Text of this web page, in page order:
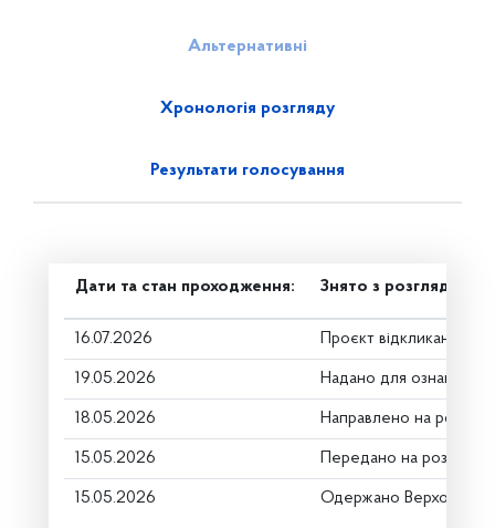
Альтернативні
Хронологія розгляду
Результати голосування
Дати та стан проходження: Знято з розгляду
16.07.2026 Проєкт відкликано
19.05.2026 Надано для
18.05.2026 Направлено на
15.05.2026 Передано на розгляд
15.05.2026 Одержано Верховною